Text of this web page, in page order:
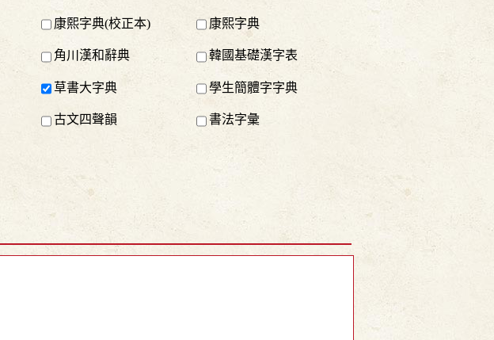
康熙字典(校正本) 康熙字典
角川漢和辭典 韓國基礎漢字表
草書大字典 學生簡體字字典
古文四聲韻 書法字彙